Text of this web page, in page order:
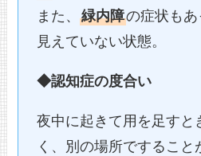
また、 緑内障の症状も
見えていない状態。
◆認知症の度合い
夜中に起きて用を足すと
く、別の場所ですること